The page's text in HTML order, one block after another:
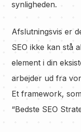
synligheden.
Afslutningsvis er
SEO ikke kan stå
element i din
arbejder ud fra
Et framework,
“Bedste SEO